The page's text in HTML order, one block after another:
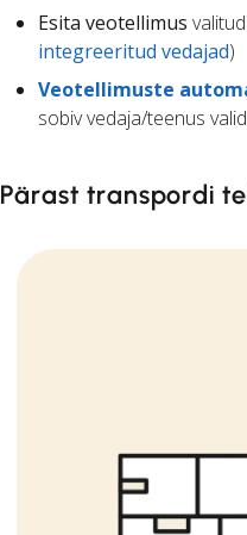
Esita veotellimus
integreeritud vedajad)
Veotellimuste
sobiv vedaja/teenus
Pärast transpordi